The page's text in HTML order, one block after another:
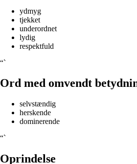
ydmyg
tjekket
underordnet
lydig
respektfuld
“`
Ord med omvendt
selvstændig
herskende
dominerende
“`
Oprindelse